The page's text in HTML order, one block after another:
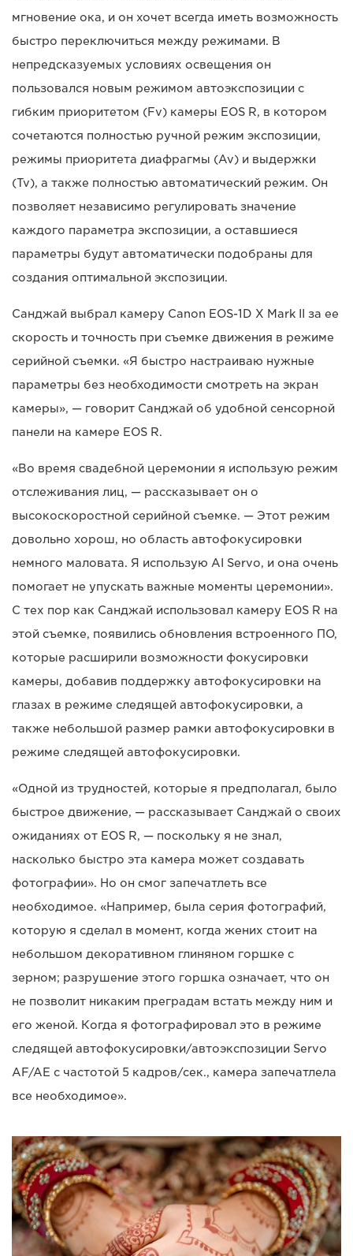
мгновение ока, и он хочет всегда иметь возможность
быстро переключиться между режимами. В
непредсказуемых условиях освещения он
пользовался новым режимом автоэкспозиции с
гибким приоритетом (Fv) камеры EOS R, в котором
сочетаются полностью ручной режим экспозиции,
режимы приоритета диафрагмы (Av) и выдержки
(Tv), а также полностью автоматический режим. Он
позволяет независимо регулировать значение
каждого параметра экспозиции, а оставшиеся
параметры будут автоматически подобраны для
создания оптимальной экспозиции.
Санджай выбрал камеру Canon EOS-1D X Mark II за ее
скорость и точность при съемке движения в режиме
серийной съемки. «Я быстро настраиваю нужные
параметры без необходимости смотреть на экран
камеры», — говорит Санджай об удобной сенсорной
панели на камере EOS R.
«Во время свадебной церемонии я использую режим
отслеживания лиц, — рассказывает он о
высокоскоростной серийной съемке. — Этот режим
довольно хорош, но область автофокусировки
немного маловата. Я использую AI Servo, и она очень
помогает не упускать важные моменты церемонии».
С тех пор как Санджай использовал камеру EOS R на
этой съемке, появились обновления встроенного ПО,
которые расширили возможности фокусировки
камеры, добавив поддержку автофокусировки на
глазах в режиме следящей автофокусировки, а
также небольшой размер рамки автофокусировки в
режиме следящей автофокусировки.
«Одной из трудностей, которые я предполагал, было
быстрое движение, — рассказывает Санджай о своих
ожиданиях от EOS R, — поскольку я не знал,
насколько быстро эта камера может создавать
фотографии». Но он смог запечатлеть все
необходимое. «Например, была серия фотографий,
которую я сделал в момент, когда жених стоит на
небольшом декоративном глиняном горшке с
зерном; разрушение этого горшка означает, что он
не позволит никаким преградам встать между ним и
его женой. Когда я фотографировал это в режиме
следящей автофокусировки/автоэкспозиции Servo
AF/AE с частотой 5 кадров/сек., камера запечатлела
все необходимое».